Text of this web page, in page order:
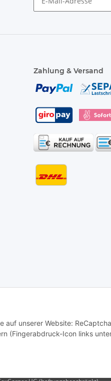
Zahlung & Versand
auf unserer Website:
(Fingerabdruck-Icon links